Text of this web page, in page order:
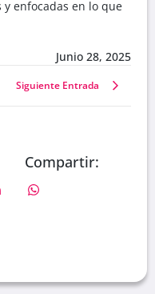
enfocadas en lo que
Junio 28, 2025
Siguiente Entrada
Compartir: